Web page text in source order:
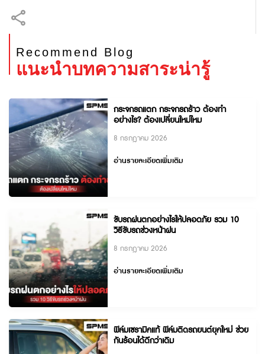
Recommend Blog
แนะนำบทความสาระน่ารู้
กระจกรถแตก กระจกรถร้าว ต้องทำ
อย่างไร? ต้องเปลี่ยนใหม่ไหม
8 กรกฎาคม 2026
อ่านรายละเอียดเพิ่มเติม
ขับรถฝนตกอย่างไรให้ปลอดภัย รวม 10
วิธีขับรถช่วงหน้าฝน
8 กรกฎาคม 2026
อ่านรายละเอียดเพิ่มเติม
ฟิล์มเซรามิคแท้ ฟิล์มติดรถยนต์ยุคใหม่ ช่วย
กันร้อนได้ดีกว่าเดิม